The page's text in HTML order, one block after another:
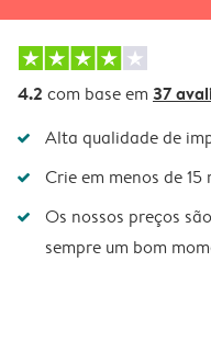
4.2 com base em 37
Alta qualidade de
Crie em menos de 15
Os nossos preços
sempre um bom